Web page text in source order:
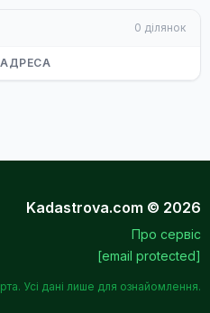
0 ділянок
АДРЕСА
Kadastrova.com © 2026
Про сервіс
[email protected]
Усі дані лише для ознайомлення.